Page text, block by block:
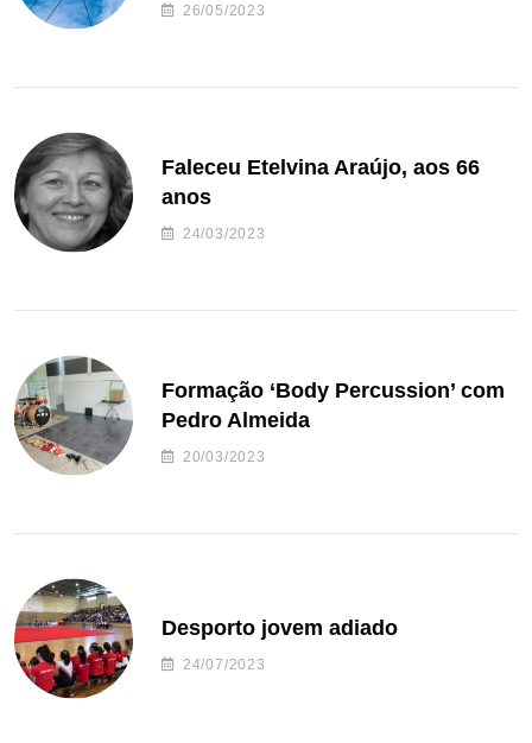
26/05/2023
Faleceu Etelvina Araújo, aos 66
anos
24/03/2023
Formação ‘Body Percussion’ com
Pedro Almeida
20/03/2023
Desporto jovem adiado
24/07/2023